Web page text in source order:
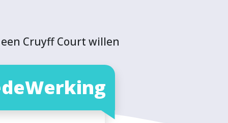
Cruyff Court willen